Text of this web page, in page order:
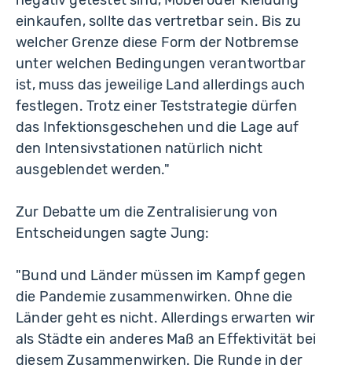
einkaufen, sollte das vertretbar sein. Bis zu
welcher Grenze diese Form der Notbremse
unter welchen Bedingungen verantwortbar
ist, muss das jeweilige Land allerdings auch
festlegen. Trotz einer Teststrategie dürfen
das Infektionsgeschehen und die Lage auf
den Intensivstationen natürlich nicht
ausgeblendet werden."
Zur Debatte um die Zentralisierung von
Entscheidungen sagte Jung:
"Bund und Länder müssen im Kampf gegen
die Pandemie zusammenwirken. Ohne die
Länder geht es nicht. Allerdings erwarten wir
als Städte ein anderes Maß an Effektivität bei
diesem Zusammenwirken. Die Runde in der